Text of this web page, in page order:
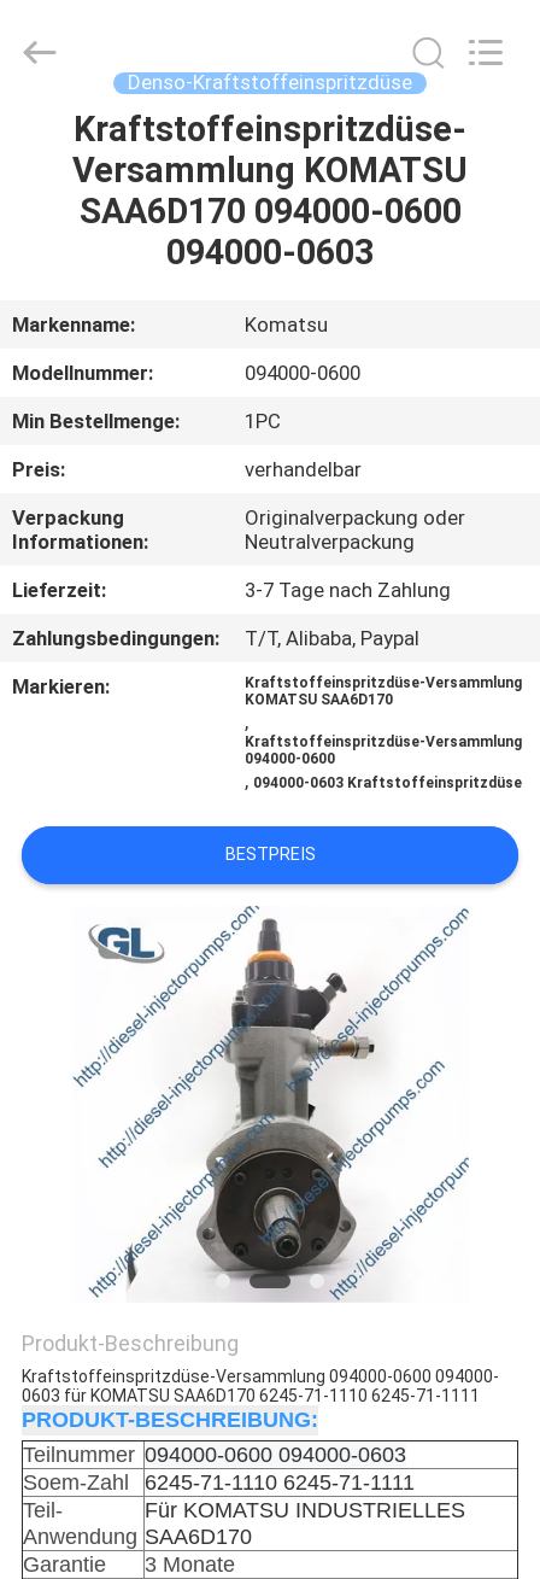
HAUSE
PRODUKTE
VIDEOS
UNS
WERKSBESICHTIGUNG
QUALITÄTSKONTROLLE
BITTE
SITEMAP
DATENSCHUTZRICHTLINIE
Parts
Denso-Kraftstoffeinspritzdüse
Kraftstoffeinspritzdüse-
Versammlung KOMATSU
SAA6D170 094000-0600
094000-0603
Markenname:
Komatsu
Modellnummer:
094000-0600
Min Bestellmenge:
1PC
Preis:
verhandelbar
Verpackung
Informationen:
Originalverpackung oder
Neutralverpackung
Lieferzeit:
3-7 Tage nach Zahlung
Zahlungsbedingungen:
T/T, Alibaba, Paypal
Markieren:
Kraftstoffeinspritzdüse-Versammlung
KOMATSU SAA6D170
,
Kraftstoffeinspritzdüse-Versammlung
094000-0600
, 094000-0603 Kraftstoffeinspritzdüse
BESTPREIS
Produkt-Beschreibung
Kraftstoffeinspritzdüse-Versammlung 094000-0600 094000-
0603 für KOMATSU SAA6D170 6245-71-1110 6245-71-1111
PRODUKT-BESCHREIBUNG:
Teilnummer 094000-0600 094000-0603
Soem-Zahl
6245-71-1110 6245-71-1111
Teil-
Anwendung
Für KOMATSU INDUSTRIELLES
SAA6D170
Garantie
3 Monate